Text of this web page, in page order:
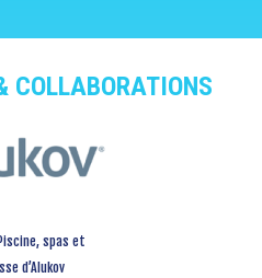
COLLABORATIONS
spas et
d’Alukov